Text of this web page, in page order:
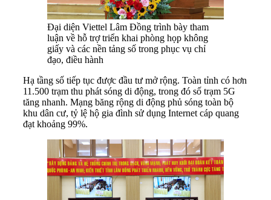
Đại diện Viettel Lâm Đồng trình bày tham
luận về hỗ trợ triển khai phòng họp không
giấy và các nền tảng số trong phục vụ chỉ
đạo, điều hành
Hạ tầng số tiếp tục được đầu tư mở rộng. Toàn tỉnh có hơn
11.500 trạm thu phát sóng di động, trong đó số trạm 5G
tăng nhanh. Mạng băng rộng di động phủ sóng toàn bộ
khu dân cư, tỷ lệ hộ gia đình sử dụng Internet cáp quang
đạt khoảng 99%.